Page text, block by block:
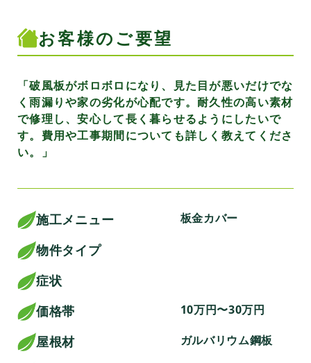
お客様のご要望
「破風板がボロボロになり、見た目が悪いだけでな
く雨漏りや家の劣化が心配です。耐久性の高い素材
で修理し、安心して長く暮らせるようにしたいで
す。費用や工事期間についても詳しく教えてくださ
い。」
施工メニュー 板金カバー
物件タイプ
症状
価格帯
10万円〜30万円
屋根材 ガルバリウム鋼板